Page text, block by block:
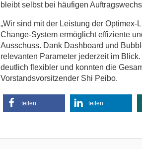
bleibt selbst bei häufigen
„Wir sind mit der Leistung der
Change-System ermöglicht effiziente
Ausschuss. Dank Dashboard und
relevanten Parameter jederzeit im
deutlich flexibler und konnten die
Vorstandsvorsitzender Shi Peibo.
teilen teilen